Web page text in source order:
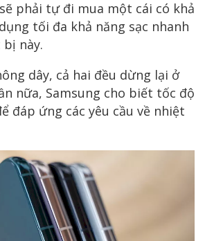
phải tự đi mua một cái có khả
tối đa khả năng sạc nhanh
này.
dây, cả hai đều dừng lại ở
nữa, Samsung cho biết tốc độ
đáp ứng các yêu cầu về nhiệt